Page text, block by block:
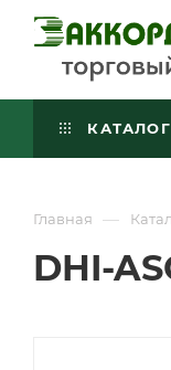
КАТАЛОГ
Главная —
DHI-